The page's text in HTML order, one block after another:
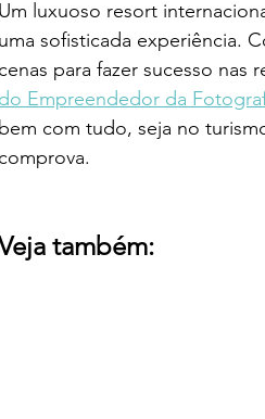
Um luxuoso resort
uma sofisticada experiência.
cenas para fazer sucesso nas
do Empreendedor da
bem com tudo, seja no
comprova.
também: